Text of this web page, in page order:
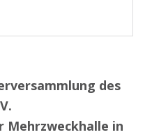
des
Mehrzweckhalle in